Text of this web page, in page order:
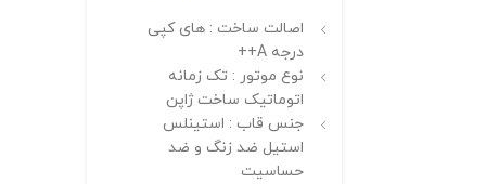
اصالت ساخت : های کپی
درجه A++
نوع موتور : تک زمانه
اتوماتیک ساخت ژاپن
جنس قاب : استینلس
استیل ضد زنگ و ضد
حساسیت